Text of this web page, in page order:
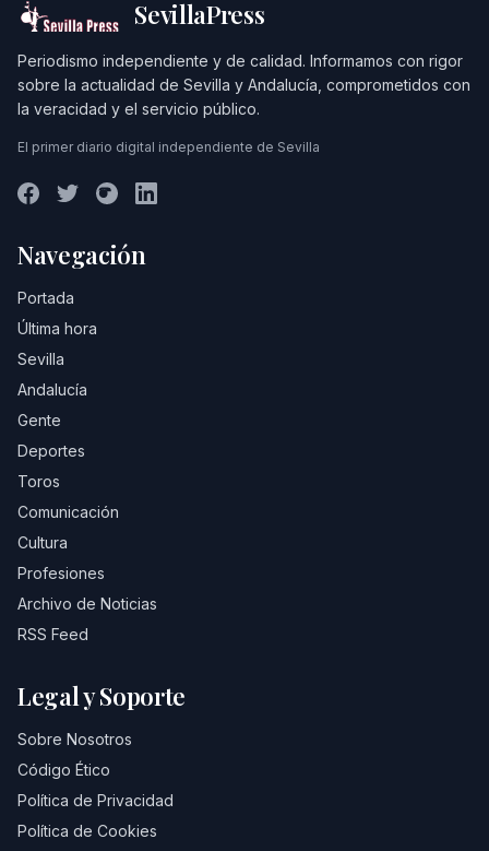
SevillaPress
Periodismo independiente y de calidad. Informamos con rigor
sobre la actualidad de Sevilla y Andalucía, comprometidos con
la veracidad y el servicio público.
El primer diario digital independiente de Sevilla
Navegación
Portada
Última hora
Sevilla
Andalucía
Gente
Deportes
Toros
Comunicación
Cultura
Profesiones
Archivo de Noticias
RSS Feed
Legal y Soporte
Sobre Nosotros
Código Ético
Política de Privacidad
Política de Cookies